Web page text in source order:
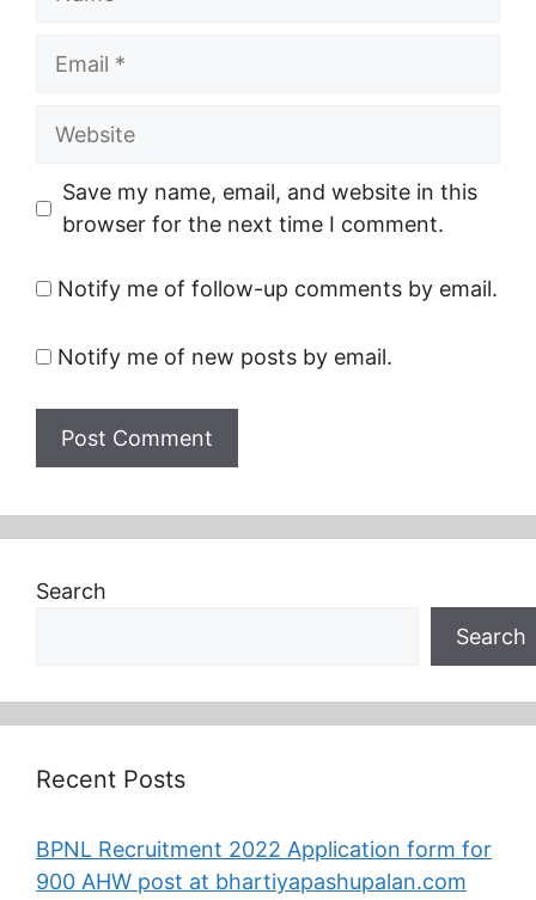
Email
Website
Save my name, email, and website in this
browser for the next time I comment.
Notify me of follow-up comments by email.
Notify me of new posts by email.
Search
Search
Recent Posts
BPNL Recruitment 2022 Application form for
900 AHW post at bhartiyapashupalan.com